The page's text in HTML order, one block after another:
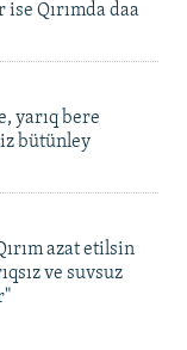
Qırımda daa
yarıq bere
bütünley
azat etilsin
ve suvsuz